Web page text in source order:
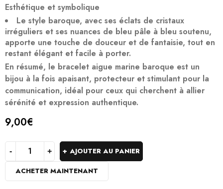
Esthétique et symbolique
Le style baroque, avec ses éclats de cristaux
irréguliers et ses nuances de bleu pâle à bleu soutenu,
apporte une touche de douceur et de fantaisie, tout en
restant élégant et facile à porter.
En résumé, le bracelet aigue marine baroque est un
bijou à la fois apaisant, protecteur et stimulant pour la
communication, idéal pour ceux qui cherchent à allier
sérénité et expression authentique.
9,00€
AJOUTER AU PANIER
ACHETER MAINTENANT